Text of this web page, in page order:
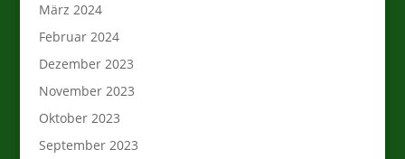
März 2024
Februar 2024
Dezember 2023
November 2023
Oktober 2023
September 2023